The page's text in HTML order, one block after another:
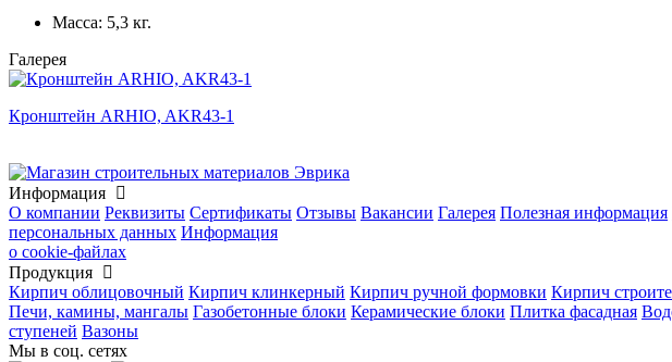
Масса: 5,3 кг.
Галерея
Кронштейн ARHIO, AKR43-1
Информация
О компании Реквизиты Сертификаты Отзывы Вакансии Галерея Полезная информация
персональных данных Информация
о cookie-файлах
Продукция
Кирпич облицовочный Кирпич клинкерный Кирпич ручной формовки Кирпич
Печи, камины, мангалы Газобетонные блоки Керамические блоки Плитка фасадная
ступеней Вазоны
Мы в соц. сетях